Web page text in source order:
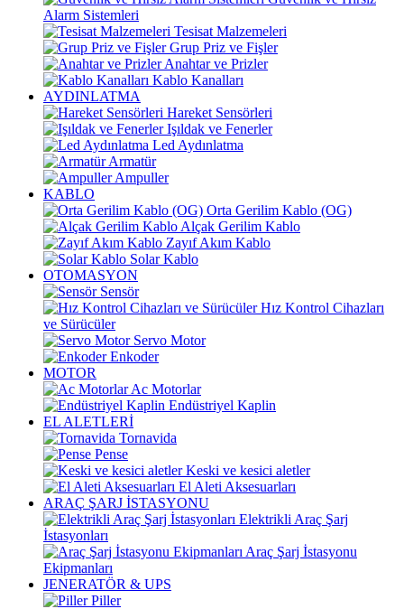
Alarm Sistemleri
Tesisat Malzemeleri
Grup Priz ve Fişler
Anahtar ve Prizler
Kablo Kanalları
AYDINLATMA
Hareket Sensörleri
Işıldak ve Fenerler
Led Aydınlatma
Armatür
Ampuller
KABLO
Orta Gerilim Kablo (OG)
Alçak Gerilim Kablo
Zayıf Akım Kablo
Solar Kablo
OTOMASYON
Sensör
Hız Kontrol Cihazları
ve Sürücüler
Servo Motor
Enkoder
MOTOR
Ac Motorlar
Endüstriyel Kaplin
EL ALETLERİ
Tornavida
Pense
Keski ve kesici aletler
El Aleti Aksesuarları
ARAÇ ŞARJ İSTASYONU
Elektrikli Araç Şarj
İstasyonları
Araç Şarj İstasyonu
Ekipmanları
JENERATÖR & UPS
Piller